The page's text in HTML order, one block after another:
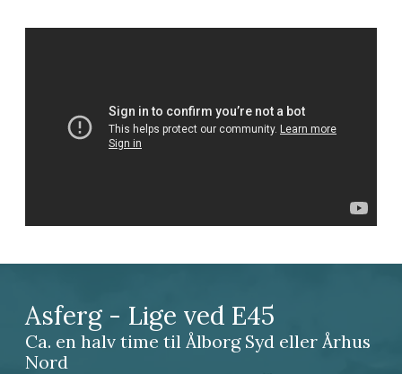
Asferg - Lige ved E45
Ca. en halv time til Ålborg Syd eller Århus
Nord